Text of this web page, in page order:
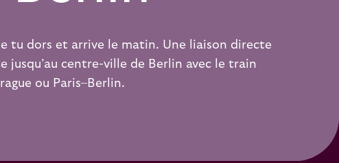
tu dors et arrive le matin. Une liaison directe
jusqu’au centre-ville de Berlin avec le train
ou Paris–Berlin.